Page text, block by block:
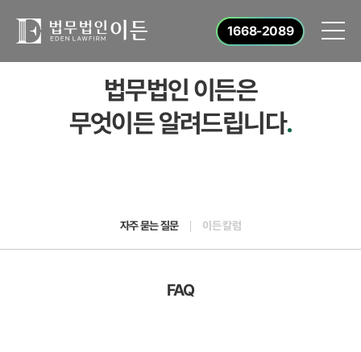
1668-2089
법무법인 이든은
무엇이든 알려드립니다.
자주 묻는 질문 이든 칼럼
FAQ